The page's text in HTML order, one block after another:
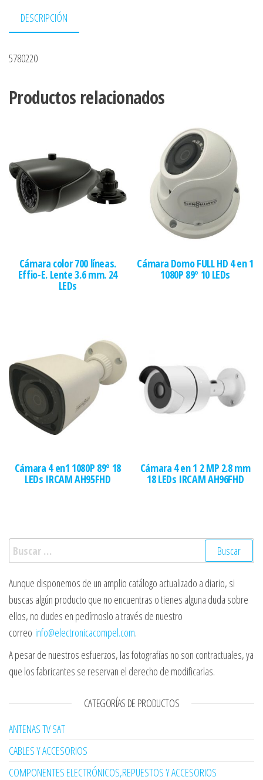
DESCRIPCIÓN
5780220
Productos relacionados
Cámara color 700 líneas.
Effio-E. Lente 3.6 mm. 24
LEDs
Cámara Domo FULL HD 4 en 1
1080P 89º 10 LEDs
Cámara 4 en1 1080P 89º 18
LEDs IRCAM AH95FHD
Cámara 4 en 1 2 MP 2.8 mm
18 LEDs IRCAM AH96FHD
Buscar:
Aunque disponemos de un amplio catálogo actualizado a diario, si
buscas algún producto que no encuentras o tienes alguna duda sobre
ellos, no dudes en pedírnoslo a través de nuestro
correo info@electronicacompel.com.
A pesar de nuestros esfuerzos, las fotografías no son contractuales, ya
que los fabricantes se reservan el derecho de modificarlas.
CATEGORÍAS DE PRODUCTOS
ANTENAS TV SAT
CABLES Y ACCESORIOS
COMPONENTES ELECTRÓNICOS,REPUESTOS Y ACCESORIOS